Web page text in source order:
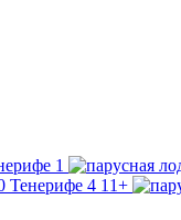
11+